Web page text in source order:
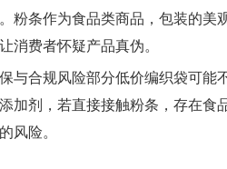
粉条作为食品类商品，包装的美
消费者怀疑产品真伪。
与合规风险部分低价编织袋可能
加剂，若直接接触粉条，存在食
风险。